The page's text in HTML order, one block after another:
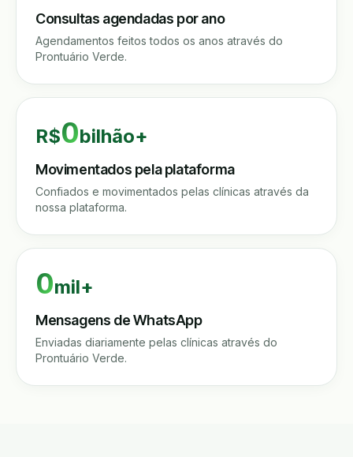
Consultas agendadas por ano
Agendamentos feitos todos os anos através do
Prontuário Verde.
R$0bilhão+
Movimentados pela plataforma
Confiados e movimentados pelas clínicas através da
nossa plataforma.
0mil+
Mensagens de WhatsApp
Enviadas diariamente pelas clínicas através do
Prontuário Verde.